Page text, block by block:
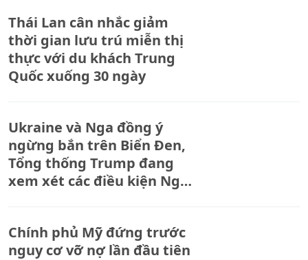
Thái Lan cân nhắc giảm
thời gian lưu trú miễn thị
thực với du khách Trung
Quốc xuống 30 ngày
Ukraine và Nga đồng ý
ngừng bắn trên Biển Đen,
Tổng thống Trump đang
xem xét các điều kiện Nga
Chính phủ Mỹ đứng trước
nguy cơ vỡ nợ lần đầu tiên